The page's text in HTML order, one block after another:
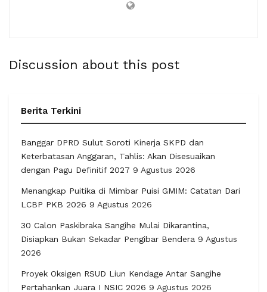
Discussion about this post
Berita Terkini
Banggar DPRD Sulut Soroti Kinerja SKPD dan
Keterbatasan Anggaran, Tahlis: Akan Disesuaikan
dengan Pagu Definitif 2027 9 Agustus 2026
Menangkap Puitika di Mimbar Puisi GMIM: Catatan Dari
LCBP PKB 2026 9 Agustus 2026
30 Calon Paskibraka Sangihe Mulai Dikarantina,
Disiapkan Bukan Sekadar Pengibar Bendera 9 Agustus
2026
Proyek Oksigen RSUD Liun Kendage Antar Sangihe
Pertahankan Juara I NSIC 2026 9 Agustus 2026